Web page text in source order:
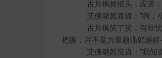
古月枫摇摇头，应道：“
艾佛璐茜喜道：“啊，
古月枫笑了笑，有些忧
把握，并不是力量越强就越
艾佛璐茜笑道：“我知道